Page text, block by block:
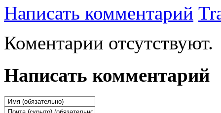
Написать комментарий
Коментарии отсутствуют.
Написать комментарий